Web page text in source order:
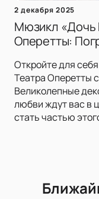
2 декабря 2025
Мюзикл «Дочь
Оперетты:
Откройте для
Театра Оперетты
Великолепные
любви ждут вас в
стать частью